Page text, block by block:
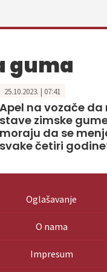
guma
25.10.2023. | 07:41
Apel na vozače da
stave zimske
moraju da se
svake četiri
Oglašavanje
O nama
Impresum